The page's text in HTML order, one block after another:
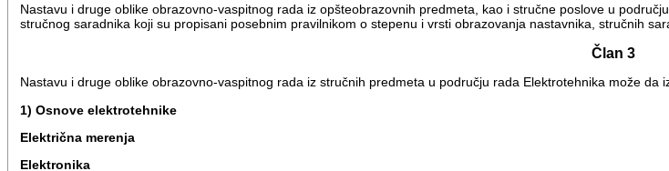
Nastavu i druge oblike obrazovno-vaspitnog rada iz opšteobrazovnih predmeta, kao i stručne poslove u
stručnog saradnika koji su propisani posebnim pravilnikom o stepenu i vrsti obrazovanja nastavnika, stručnih
Član 3
Nastavu i druge oblike obrazovno-vaspitnog rada iz stručnih predmeta u području rada Elektrotehnika može da
1) Osnove elektrotehnike
Električna merenja
Elektronika